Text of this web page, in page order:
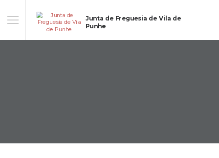
Junta de Freguesia de Vila de
Punhe